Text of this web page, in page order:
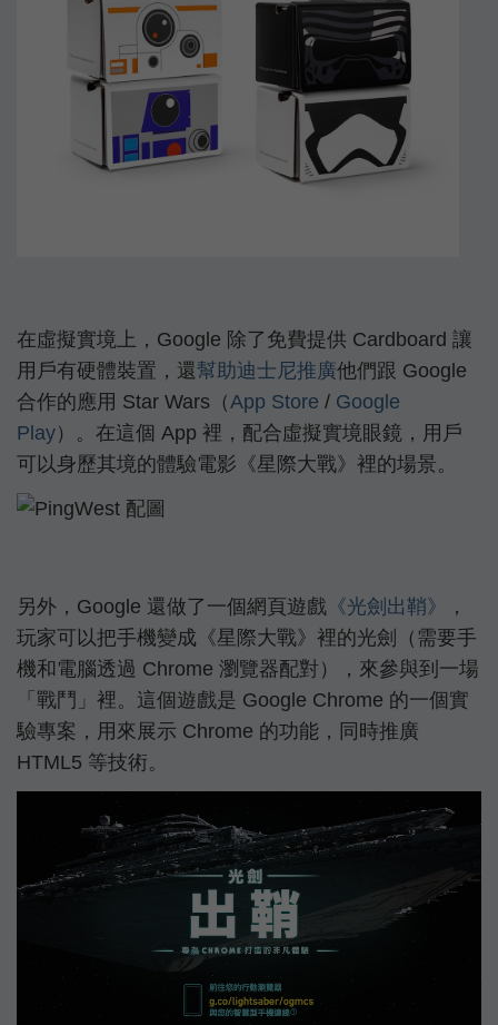
在虛擬實境上，Google 除了免費提供 Cardboard 讓
用戶有硬體裝置，還幫助迪士尼推廣他們跟 Google
合作的應用 Star Wars（App Store / Google
Play）。在這個 App 裡，配合虛擬實境眼鏡，用戶
可以身歷其境的體驗電影《星際大戰》裡的場景。
另外，Google 還做了一個網頁遊戲 《光劍出鞘》
，
玩家可以把手機變成《星際大戰》裡的光劍（需要手
機和電腦透過 Chrome 瀏覽器配對），來參與到一場
「戰鬥」裡。這個遊戲是 Google Chrome 的一個實
驗專案，用來展示 Chrome 的功能，同時推廣
HTML5 等技術。